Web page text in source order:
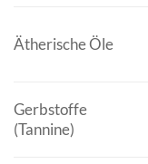
Ätherische Öle
Gerbstoffe
(Tannine)